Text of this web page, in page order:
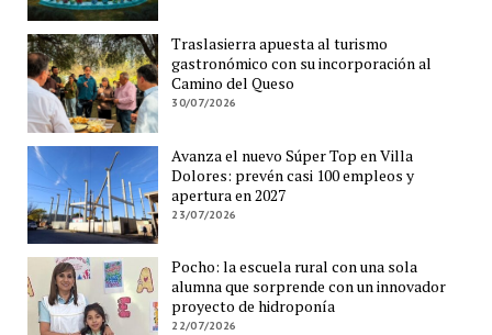
Traslasierra apuesta al turismo
gastronómico con su incorporación al
Camino del Queso
30/07/2026
Avanza el nuevo Súper Top en Villa
Dolores: prevén casi 100 empleos y
apertura en 2027
23/07/2026
Pocho: la escuela rural con una sola
alumna que sorprende con un innovador
proyecto de hidroponía
22/07/2026